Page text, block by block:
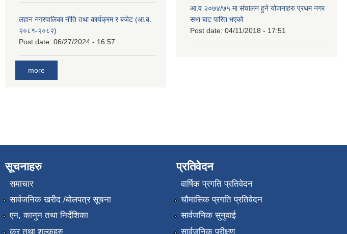
लहान नगरपालिका नीति तथा कार्यक्रम र बजेट (आ.ब.
२०८१-२०८२)
Post date: 06/27/2024 - 16:57
more
आ.व २०७४/७५ मा संचालन हुने योजनाहरु प्रथम नगर
सभा बाट पारित भएको
Post date: 04/11/2018 - 17:51
सूचनाहरु
समाचार
सार्वजनिक खरीद /बोलपत्र सूचना
एन, कानुन तथा निर्देशिका
कर तथा शुल्कहरु
प्रतिवेदन
वार्षिक प्रगति प्रतिवेदन
चौमासिक प्रगति प्रतिवेदन
सार्वजनिक सुनुवाई
सार्वजनिक परीक्षण